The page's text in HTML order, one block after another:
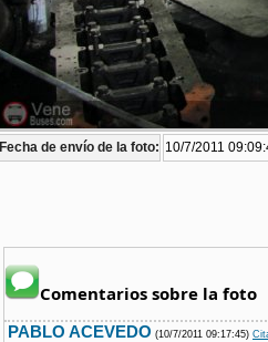
Fecha de envío de la foto: 10/7/2011
Comentarios sobre la foto
PABLO ACEVEDO (10/7/2011 09:17:45)